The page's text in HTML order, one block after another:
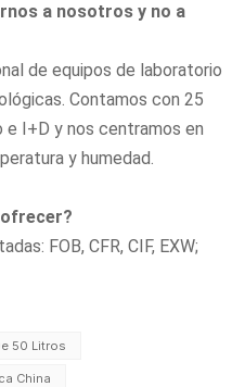
a nosotros y no a
de equipos de laboratorio
Contamos con 25
e I+D y nos centramos en
y humedad.
FOB, CFR, CIF, EXW;
50 Litros
China